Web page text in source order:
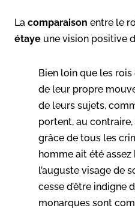
La comparaison entre le
étaye une vision positive
Bien loin que les
de leur propre
de leurs sujets,
portent, au
grâce de tous les
homme ait été
l’auguste visage de
cesse d’être indigne
monarques sont